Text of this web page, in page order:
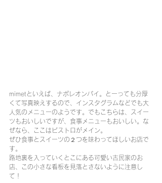
mimetといえば、ナポレオンパイ。とーっても分厚
くて写真映えするので、インスタグラムなどでも大
人気のメニューのようです。でもこちらは、スイー
ツもおいしいですが、食事メニューもおいしい。な
ぜなら、ここはビストロがメイン。
ぜひ食事とスイーツの２つを味わってほしいお店で
す。
路地裏を入っていくとこにある可愛い古民家のお
店、この小さな看板を見落とさないように注意し
て！